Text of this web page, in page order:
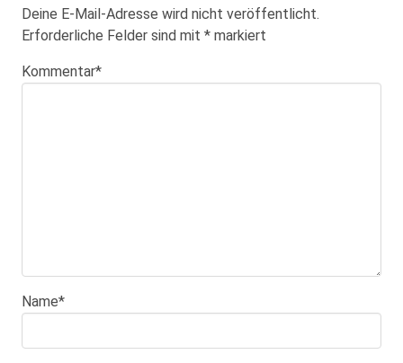
Deine E-Mail-Adresse wird nicht veröffentlicht.
Erforderliche Felder sind mit * markiert
Kommentar*
Name*